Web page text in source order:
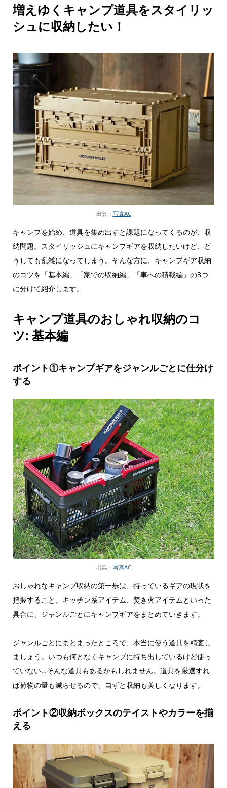
増えゆくキャンプ道具をスタイリッ
シュに収納したい！
出典： 写真AC
キャンプを始め、道具を集め出すと課題になってくるのが、収
納問題。スタイリッシュにキャンプギアを収納したいけど、ど
うしても乱雑になってしまう。そんな方に、キャンプギア収納
のコツを「基本編」「家での収納編」「車への積載編」の3つ
に分けて紹介します。
キャンプ道具のおしゃれ収納のコ
ツ: 基本編
ポイント①キャンプギアをジャンルごとに仕分け
する
出典： 写真AC
おしゃれなキャンプ収納の第一歩は、持っているギアの現状を
把握すること。キッチン系アイテム、焚き火アイテムといった
具合に、ジャンルごとにキャンプギアをまとめていきます。
ジャンルごとにまとまったところで、本当に使う道具を精査し
ましょう。いつも何となくキャンプに持ち出しているけど使っ
ていない…そんな道具もあるかもしれません。道具を厳選すれ
ば荷物の量も減らせるので、自ずと収納も美しくなります。
ポイント②収納ボックスのテイストやカラーを揃
える